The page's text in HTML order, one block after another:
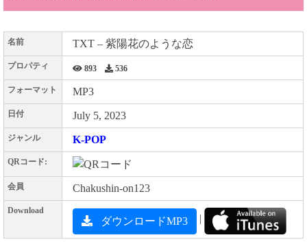
名前 TXT – 紫陽花のような恋
プロパティ 893 536
フォーマット MP3
日付 July 5, 2023
ジャンル K-POP
QRコード:
会員 Chakushin-on123
Download
ダウンロードMP3 |